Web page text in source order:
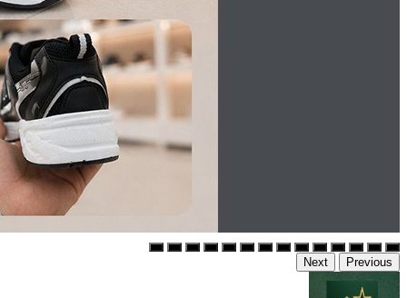
Previous
Next